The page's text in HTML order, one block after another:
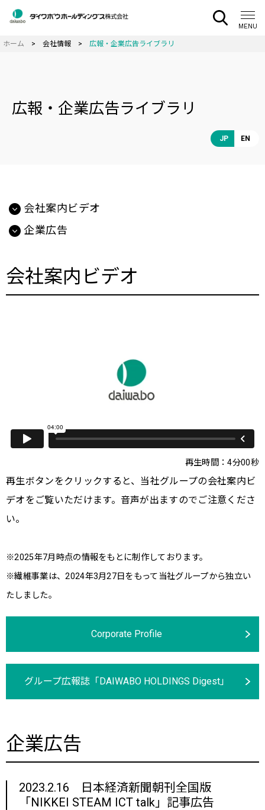
CLOSE
MENU
会社情報 広報・企業広告ライブラリ
広報・企業広告ライブラリ
JP EN
会社案内ビデオ
企業広告
会社案内ビデオ
再生時間：4分00秒
再生ボタンをクリックすると、当社グループの会社案内ビ
デオをご覧いただけます。音声が出ますのでご注意くださ
い。
※2025年7月時点の情報をもとに制作しております。
※繊維事業は、2024年3月27日をもって当社グループから独立い
たしました。
Corporate Profile
グループ広報誌「DAIWABO HOLDINGS Digest」
企業広告
2023.2.16 日本経済新聞朝刊全国版
「NIKKEI STEAM ICT talk」記事広告